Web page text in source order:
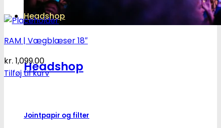
Headshop
Headshop
Jointpapir og filter
RAM | Vægblæser 18″
kr. 1,099.00
Tilføj til kurv